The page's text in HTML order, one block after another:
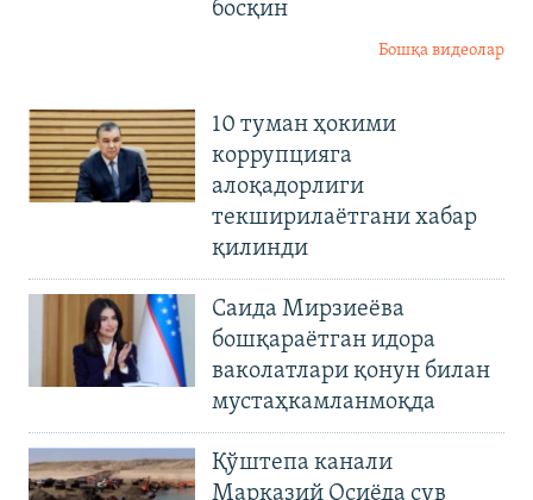
босқин
Бошқа видеолар
10 туман ҳокими
коррупцияга
алоқадорлиги
текширилаётгани хабар
қилинди
Саида Мирзиеёва
бошқараётган идора
ваколатлари қонун билан
мустаҳкамланмоқда
Қўштепа канали
Марказий Осиёда сув